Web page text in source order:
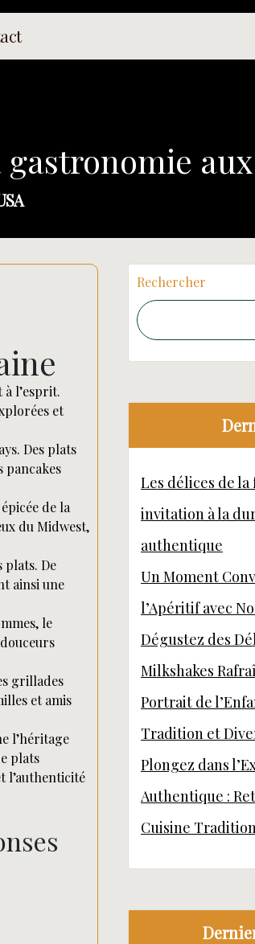
aux
l’esprit.
et
Des plats
pancakes
de la
du Midwest,
plats. De
ainsi une
le
grillades
et amis
l’héritage
plats
l’authenticité
Rechercher
Les délices de
invitation à la
authentique
Un Moment
l’Apéritif avec
Dégustez des
Milkshakes
Portrait de
Tradition et
Plongez dans
Authentique :
Cuisine